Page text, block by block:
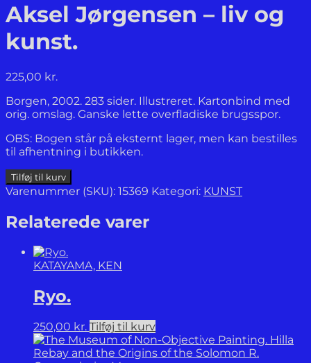
Aksel Jørgensen – liv og
kunst.
225,00 kr.
Borgen, 2002. 283 sider. Illustreret. Kartonbind med
orig. omslag. Ganske lette overfladiske brugsspor.
OBS: Bogen står på eksternt lager, men kan bestilles
til afhentning i butikken.
Aksel
Jørgensen
liv
og
antal
Tilføj til kurv
Varenummer (SKU): 15369 Kategori: KUNST
Relaterede varer
KATAYAMA, KEN
Ryo.
250,00 kr. Tilføj til kurv